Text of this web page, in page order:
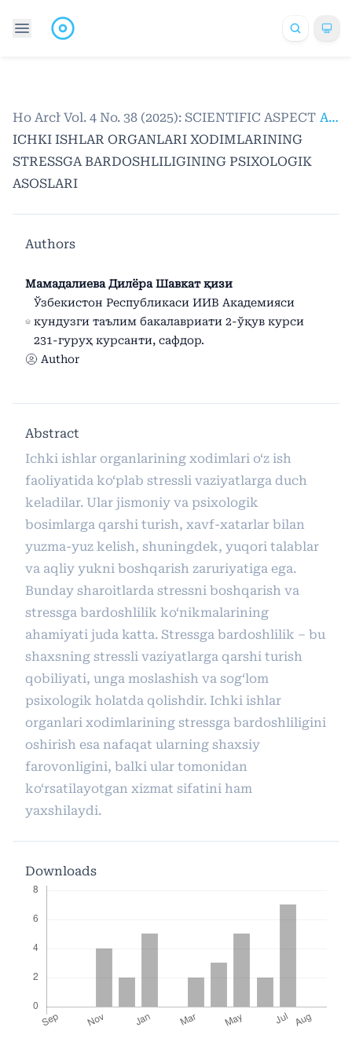
Home /
Archives /
Vol. 4 No. 38 (2025): SCIENTIFIC ASPECTSArticles
ICHKI ISHLAR ORGANLARI XODIMLARINING
STRESSGA BARDOSHLILIGINING PSIXOLOGIK
ASOSLARI
Authors
Мамадалиева Дилёра Шавкат қизи
Ўзбекистон Республикаси ИИВ Академияси
кундузги таълим бакалавриати 2-ўқув курси
231-гуруҳ курсанти, сафдор.
Author
Abstract
Ichki ishlar organlarining xodimlari o‘z ish
faoliyatida ko‘plab stressli vaziyatlarga duch
keladilar. Ular jismoniy va psixologik
bosimlarga qarshi turish, xavf-xatarlar bilan
yuzma-yuz kelish, shuningdek, yuqori talablar
va aqliy yukni boshqarish zaruriyatiga ega.
Bunday sharoitlarda stressni boshqarish va
stressga bardoshlilik ko‘nikmalarining
ahamiyati juda katta. Stressga bardoshlilik – bu
shaxsning stressli vaziyatlarga qarshi turish
qobiliyati, unga moslashish va sog‘lom
psixologik holatda qolishdir. Ichki ishlar
organlari xodimlarining stressga bardoshliligini
oshirish esa nafaqat ularning shaxsiy
farovonligini, balki ular tomonidan
ko‘rsatilayotgan xizmat sifatini ham
yaxshilaydi.
Downloads